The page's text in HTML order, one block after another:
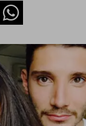
Whatsapp